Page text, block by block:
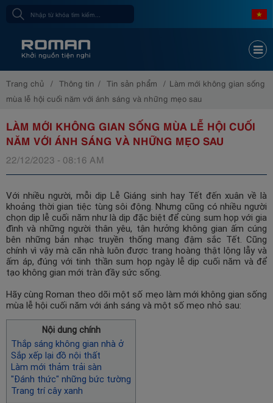
Trang chủ Thông tin Tin sản phẩm
Làm mới không gian sống
mùa lễ hội cuối năm với ánh sáng và những mẹo sau
LÀM MỚI KHÔNG GIAN SỐNG MÙA LỄ HỘI CUỐI
NĂM VỚI ÁNH SÁNG VÀ NHỮNG MẸO SAU
22/12/2023 - 08:16 AM
Với nhiều người, mỗi dịp Lễ Giáng sinh hay Tết đến xuân về là
khoảng thời gian tiệc tùng sôi động. Nhưng cũng có nhiều người
chọn dịp lễ cuối năm như là dịp đặc biệt để cùng sum họp với gia
đình và những người thân yêu, tận hưởng không gian ấm cúng
bên những bản nhạc truyền thống mang đậm sắc Tết. Cũng
chính vì vậy mà căn nhà luôn được trang hoàng thật lộng lẫy và
ấm áp, đúng với tinh thần sum họp ngày lễ dịp cuối năm và để
tạo không gian mới tràn đầy sức sống.
Hãy cùng Roman theo dõi một số mẹo làm mới không gian sống
mùa lễ hội cuối năm với ánh sáng và một số mẹo nhỏ sau:
Nội dung chính
Thắp sáng không gian nhà ở
Sắp xếp lại đồ nội thất
Làm mới thảm trải sàn
"Đánh thức" những bức tường
Trang trí cây xanh